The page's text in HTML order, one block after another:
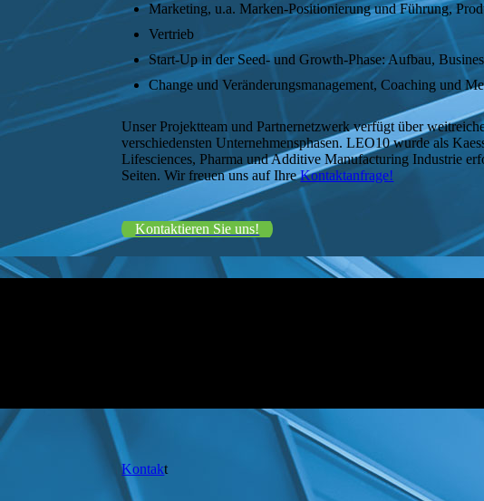
Marketing, u.a. Marken-Positionierung und Führung,
Vertrieb
Start-Up in der Seed- und Growth-Phase: Aufbau,
Change und Veränderungsmanagement, Coaching und
Unser Projektteam und Partnernetzwerk verfügt über
verschiedensten Unternehmensphasen. LEO10 wurde als
Lifesciences, Pharma und Additive Manufacturing Industrie
Seiten. Wir freuen uns auf IhreKontaktanfrage!
Kontaktieren Sie uns!
Kontakt